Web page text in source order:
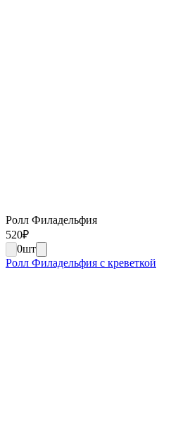
Ролл Филадельфия
520₽
0шт
Ролл Филадельфия с креветкой